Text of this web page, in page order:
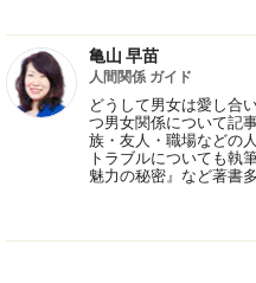
亀山 早苗
人間関係 ガイド
どうして男女は愛し合
つ男女関係について記
族・友人・職場などの
トラブルについても執
魅力の秘密』など著書多